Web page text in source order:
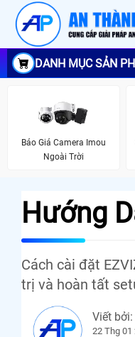
DANH MỤC SẢN
Báo Giá Camera Imou
Ngoài Trời
Hướng
Cách cài đặt
trị và hoàn tất
Viết bởi:
22 Thg 01